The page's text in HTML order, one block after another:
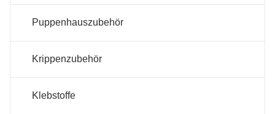
Puppenhauszubehör
Krippenzubehör
Klebstoffe